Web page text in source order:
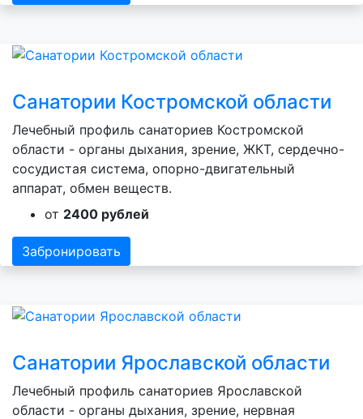
Санатории Костромской области
Лечебный профиль санаториев Костромской
области - органы дыхания, зрение, ЖКТ, сердечно-
сосудистая система, опорно-двигательный
аппарат, обмен веществ.
от 2400 рублей
Забронировать
Санатории Ярославской области
Лечебный профиль санаториев Ярославской
области - органы дыхания, зрение, нервная